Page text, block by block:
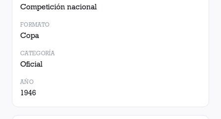
Competición nacional
FORMATO
Copa
CATEGORÍA
Oficial
AÑO
1946